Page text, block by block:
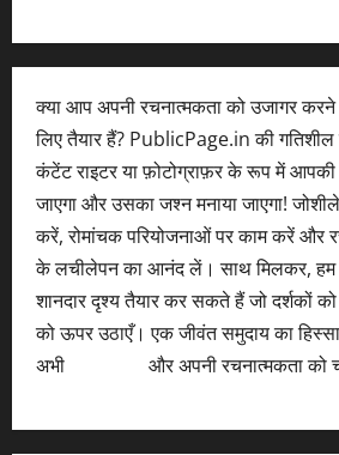
क्या आप अपनी रचनात्मकता को उजागर
लिए तैयार हैं? PublicPage.in की
कंटेंट राइटर या फ़ोटोग्राफ़र के रूप में आपकी
जाएगा और उसका जश्न मनाया जाएगा!
करें, रोमांचक परियोजनाओं पर काम करें और
के लचीलेपन का आनंद लें। साथ मिलकर, हम
शानदार दृश्य तैयार कर सकते हैं जो दर्शकों
को ऊपर उठाएँ। एक जीवंत समुदाय का
अभी
और अपनी रचनात्मकता को